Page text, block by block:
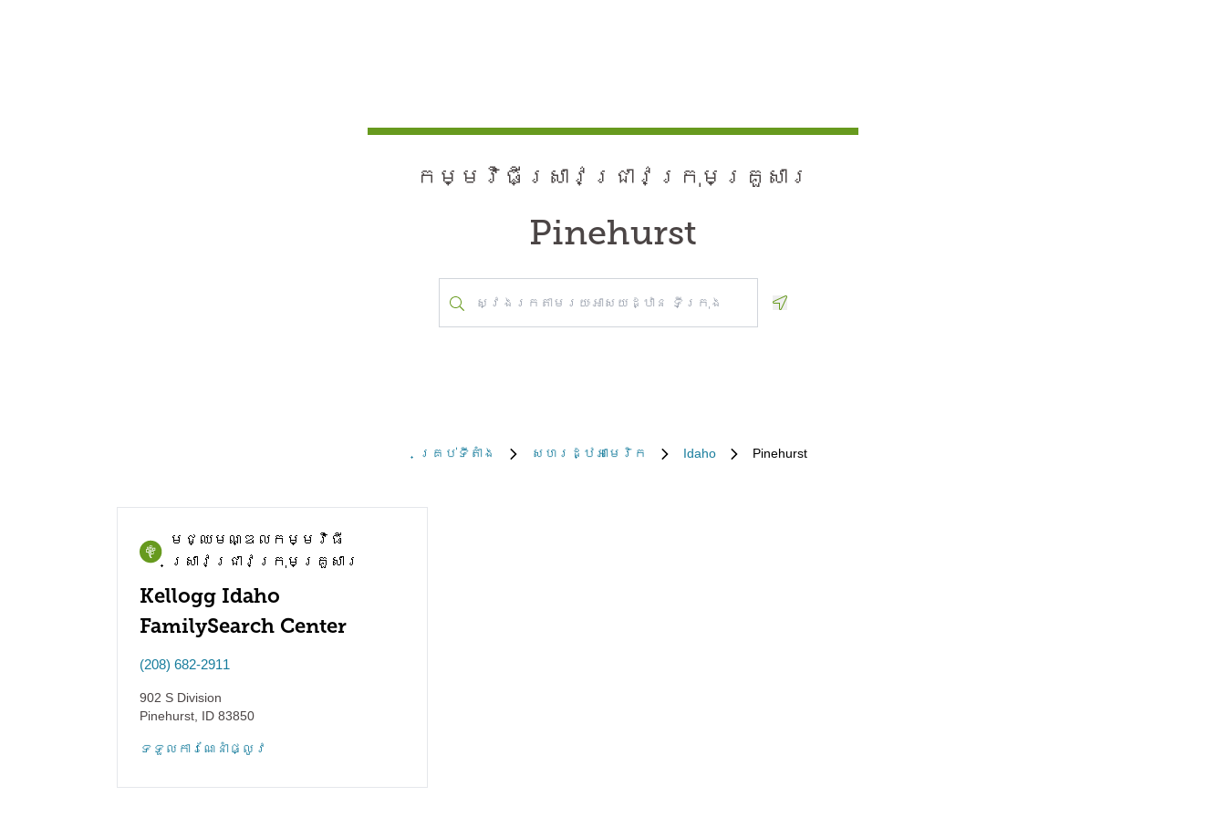
កម្មវិធី​ស្រាវជ្រាវ​ក្រុមគ្រួសារ
Pinehurst
គ្រប់​ទីតាំង សហរដ្ឋអាមេរិក Idaho Pinehurst
មជ្ឈមណ្ឌល​កម្មវិធី​
ស្រាវជ្រាវ​ក្រុមគ្រួសារ
Kellogg Idaho
FamilySearch Center
(208) 682-2911
902 S Division
Pinehurst ID 83850
ទទួល​ការណែនាំ​ផ្លូវ